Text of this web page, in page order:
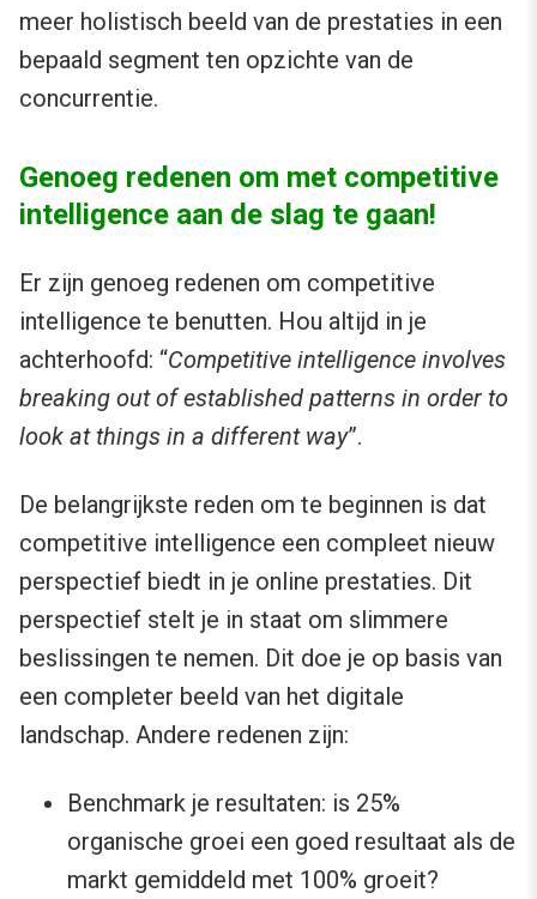
meer holistisch beeld van de prestaties in een
bepaald segment ten opzichte van de
concurrentie.
Genoeg redenen om met competitive
intelligence aan de slag te gaan!
Er zijn genoeg redenen om competitive
intelligence te benutten. Hou altijd in je
achterhoofd: “Competitive intelligence involves
breaking out of established patterns in order to
look at things in a different way”.
De belangrijkste reden om te beginnen is dat
competitive intelligence een compleet nieuw
perspectief biedt in je online prestaties. Dit
perspectief stelt je in staat om slimmere
beslissingen te nemen. Dit doe je op basis van
een completer beeld van het digitale
landschap. Andere redenen zijn:
Benchmark je resultaten: is 25%
organische groei een goed resultaat als de
markt gemiddeld met 100% groeit?